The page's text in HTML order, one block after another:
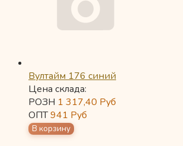
Вултайм 176 синий
Цена склада:
РОЗН 1 317,40 Руб
ОПТ941 Руб